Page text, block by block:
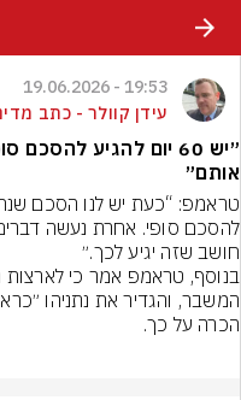
19:53 - 19.06.2026
עידן קוולר - כתב
״יש 60 יום להגיע
אותם״
חושב שזה יגיע לכך.״
הכרה על כך.